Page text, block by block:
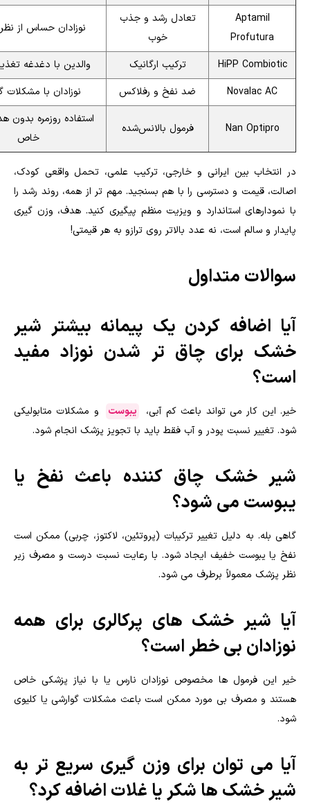
Aptamil
Profutura
تعادل رشد و جذب
خوب
نوزادان حساس از
HiPP Combiotic ترکیب ارگانیک
والدین با دغدغه
Novalac AC
ضد نفخ و رفلاکس نوزادان با مشکلات
Nan Optipro فرمول بالانس‌شده
استفاده روزمره
خاص
در انتخاب بین ایرانی و خارجی، ترکیب علمی، تحمل واقعی کودک،
اصالت، قیمت و دسترسی را با هم بسنجید. مهم تر از همه، روند رشد را
با نمودارهای استاندارد و ویزیت منظم پیگیری کنید. هدف، وزن گیری
پایدار و سالم است، نه عدد بالاتر روی ترازو به هر قیمتی!
سوالات متداول
آیا اضافه کردن یک پیمانه بیشتر شیر
خشک برای چاق تر شدن نوزاد مفید
است؟
خیر. این کار می تواند باعث کم آبی، یبوست
و مشکلات متابولیکی
شود. تغییر نسبت پودر و آب فقط باید با تجویز پزشک انجام شود.
شیر خشک چاق کننده باعث نفخ یا
یبوست می شود؟
گاهی بله. به دلیل تغییر ترکیبات (پروتئین، لاکتوز، چربی) ممکن است
نفخ یا یبوست خفیف ایجاد شود. با رعایت نسبت درست و مصرف زیر
نظر پزشک معمولاً برطرف می شود.
آیا شیر خشک های پرکالری برای همه
نوزادان بی خطر است؟
خیر این فرمول ها مخصوص نوزادان نارس یا با نیاز پزشکی خاص
هستند و مصرف بی مورد ممکن است باعث مشکلات گوارشی یا کلیوی
شود.
آیا می توان برای وزن گیری سریع تر به
شیر خشک ها شکر یا غلات اضافه کرد؟